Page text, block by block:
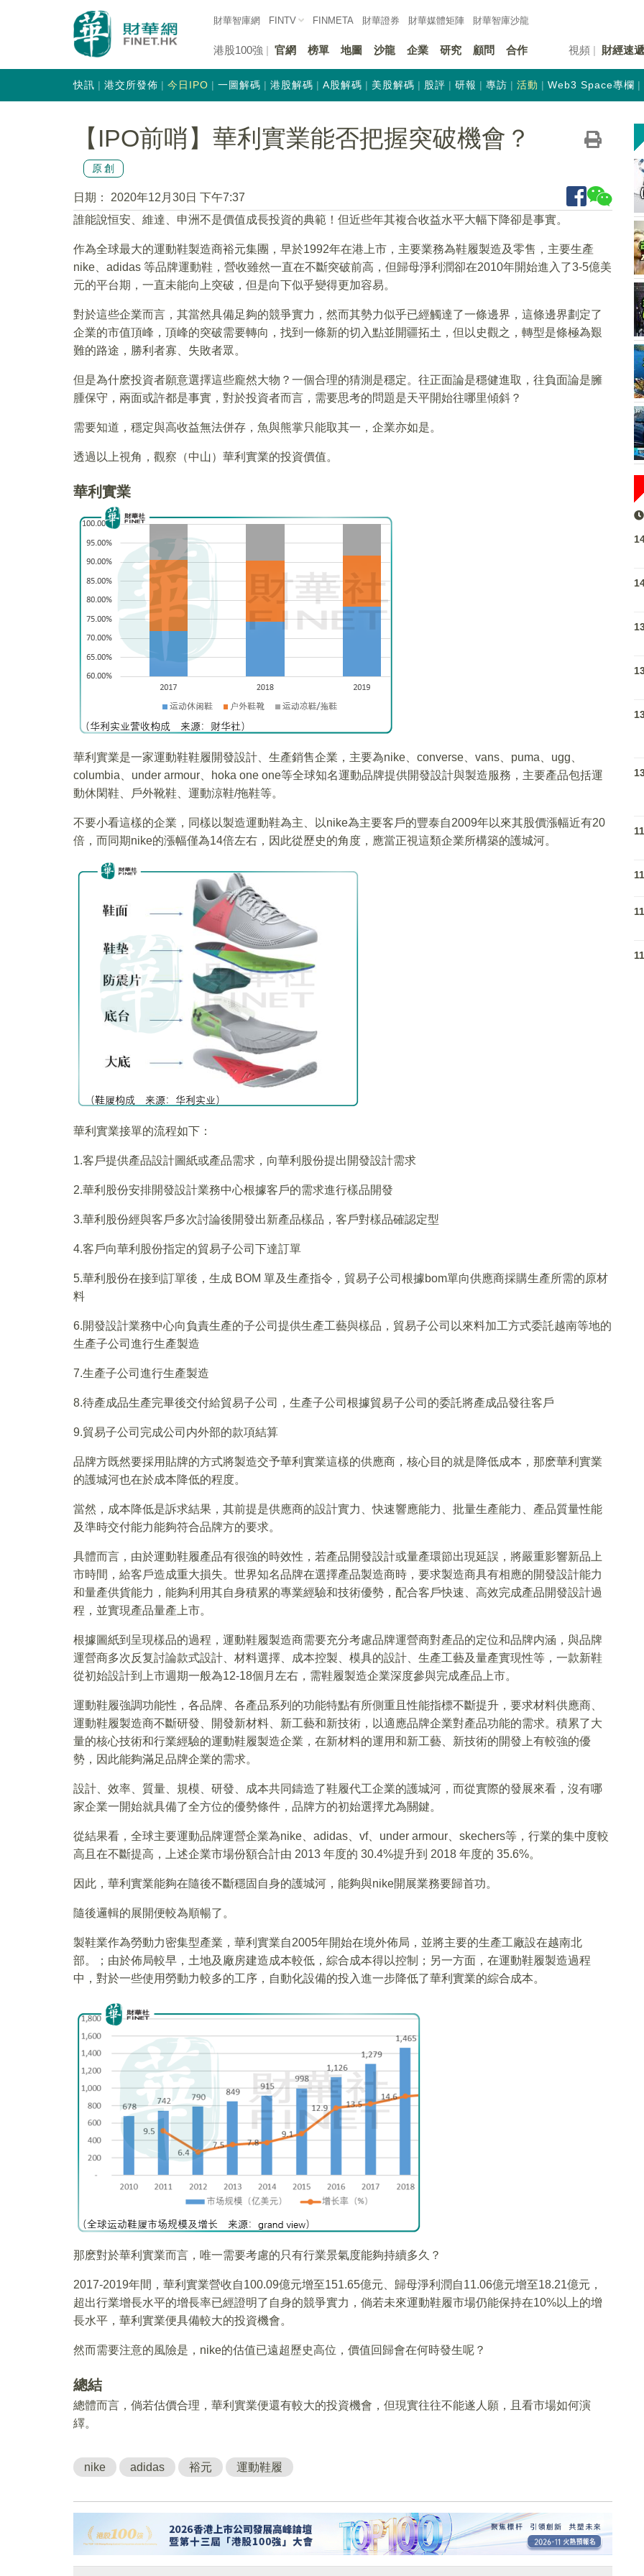
財華智庫網 FINTV FINMETA 財華證券 財華媒體矩陣 財華智庫沙龍
港股100強 官網 榜單 地圖 沙龍 企業 研究 顧問 合作 視頻 財經速遞
快訊 港交所發佈 今日IPO 一圖解碼 港股解碼 A股解碼 美股解碼 股評 研報 專訪 活動 Web3 Space專欄
【IPO前哨】華利實業能否把握突破機會？
原創
日期：
2020年12月30日 下午7:37
誰能說恒安、維達、申洲不是價值成長投資的典範！但近些年其複合收益水平大幅下降卻是事實。
作為全球最大的運動鞋製造商裕元集團，早於1992年在港上市，主要業務為鞋履製造及零售，主要生產
nike、adidas 等品牌運動鞋，營收雖然一直在不斷突破前高，但歸母淨利潤卻在2010年開始進入了3-5億美
元的平台期，一直未能向上突破，但是向下似乎變得更加容易。
對於這些企業而言，其當然具備足夠的競爭實力，然而其勢力似乎已經觸達了一條邊界，這條邊界劃定了
企業的市值頂峰，頂峰的突破需要轉向，找到一條新的切入點並開疆拓土，但以史觀之，轉型是條極為艱
難的路途，勝利者寡、失敗者眾。
但是為什麽投資者願意選擇這些龐然大物？一個合理的猜測是穩定。往正面論是穩健進取，往負面論是臃
腫保守，兩面或許都是事實，對於投資者而言，需要思考的問題是天平開始往哪里傾斜？
需要知道，穩定與高收益無法併存，魚與熊掌只能取其一，企業亦如是。
透過以上視角，觀察（中山）華利實業的投資價值。
華利實業
華利實業是一家運動鞋鞋履開發設計、生產銷售企業，主要為nike、converse、vans、puma、ugg、
columbia、under armour、hoka one one等全球知名運動品牌提供開發設計與製造服務，主要產品包括運
動休閑鞋、戶外靴鞋、運動涼鞋/拖鞋等。
不要小看這樣的企業，同樣以製造運動鞋為主、以nike為主要客戶的豐泰自2009年以來其股價漲幅近有20
倍，而同期nike的漲幅僅為14倍左右，因此從歷史的角度，應當正視這類企業所構築的護城河。
華利實業接單的流程如下：
1.客戶提供產品設計圖紙或產品需求，向華利股份提出開發設計需求
2.華利股份安排開發設計業務中心根據客戶的需求進行樣品開發
3.華利股份經與客戶多次討論後開發出新產品樣品，客戶對樣品確認定型
4.客戶向華利股份指定的貿易子公司下達訂單
5.華利股份在接到訂單後，生成 BOM 單及生產指令，貿易子公司根據bom單向供應商採購生產所需的原材
料
6.開發設計業務中心向負責生產的子公司提供生產工藝與樣品，貿易子公司以來料加工方式委託越南等地的
生產子公司進行生產製造
7.生產子公司進行生產製造
8.待產成品生產完畢後交付給貿易子公司，生產子公司根據貿易子公司的委託將產成品發往客戶
9.貿易子公司完成公司内外部的款項結算
品牌方既然要採用貼牌的方式將製造交予華利實業這樣的供應商，核心目的就是降低成本，那麽華利實業
的護城河也在於成本降低的程度。
當然，成本降低是訴求結果，其前提是供應商的設計實力、快速響應能力、批量生產能力、產品質量性能
及準時交付能力能夠符合品牌方的要求。
具體而言，由於運動鞋履產品有很強的時效性，若產品開發設計或量產環節出現延誤，將嚴重影響新品上
市時間，給客戶造成重大損失。世界知名品牌在選擇產品製造商時，要求製造商具有相應的開發設計能力
和量產供貨能力，能夠利用其自身積累的專業經驗和技術優勢，配合客戶快速、高效完成產品開發設計過
程，並實現產品量產上市。
根據圖紙到呈現樣品的過程，運動鞋履製造商需要充分考慮品牌運營商對產品的定位和品牌内涵，與品牌
運營商多次反复討論款式設計、材料選擇、成本控製、模具的設計、生產工藝及量產實現性等，一款新鞋
從初始設計到上市週期一般為12-18個月左右，需鞋履製造企業深度參與完成產品上市。
運動鞋履強調功能性，各品牌、各產品系列的功能特點有所側重且性能指標不斷提升，要求材料供應商、
運動鞋履製造商不斷研發、開發新材料、新工藝和新技術，以適應品牌企業對產品功能的需求。積累了大
量的核心技術和行業經驗的運動鞋履製造企業，在新材料的運用和新工藝、新技術的開發上有較強的優
勢，因此能夠滿足品牌企業的需求。
設計、效率、質量、規模、研發、成本共同鑄造了鞋履代工企業的護城河，而從實際的發展來看，沒有哪
家企業一開始就具備了全方位的優勢條件，品牌方的初始選擇尤為關鍵。
從結果看，全球主要運動品牌運營企業為nike、adidas、vf、under armour、skechers等，行業的集中度較
高且在不斷提高，上述企業市場份額合計由 2013 年度的 30.4%提升到 2018 年度的 35.6%。
因此，華利實業能夠在隨後不斷穩固自身的護城河，能夠與nike開展業務要歸首功。
隨後邏輯的展開便較為順暢了。
製鞋業作為勞動力密集型產業，華利實業自2005年開始在境外佈局，並將主要的生產工廠設在越南北
部。；由於佈局較早，土地及廠房建造成本較低，綜合成本得以控制；另一方面，在運動鞋履製造過程
中，對於一些使用勞動力較多的工序，自動化設備的投入進一步降低了華利實業的綜合成本。
那麽對於華利實業而言，唯一需要考慮的只有行業景氣度能夠持續多久？
2017-2019年間，華利實業營收自100.09億元增至151.65億元、歸母淨利潤自11.06億元增至18.21億元，
超出行業增長水平的增長率已經證明了自身的競爭實力，倘若未來運動鞋履市場仍能保持在10%以上的增
長水平，華利實業便具備較大的投資機會。
然而需要注意的風險是，nike的估值已遠超歷史高位，價值回歸會在何時發生呢？
總結
總體而言，倘若估價合理，華利實業便還有較大的投資機會，但現實往往不能遂人願，且看市場如何演
繹。
nike adidas 裕元 運動鞋履